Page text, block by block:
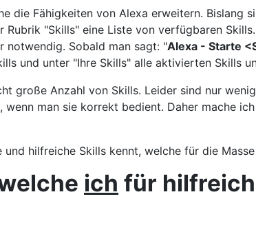
die Fähigkeiten von Alexa erweitern.
"Skills" eine Liste von verfügbaren
notwendig. Sobald man sagt: "Alexa - Starte
und unter "Ihre Skills" alle aktivierten Skills
große Anzahl von Skills. Leider sind nur
man sie korrekt bedient. Daher mache
hilfreiche Skills kennt, welche für die
ich für